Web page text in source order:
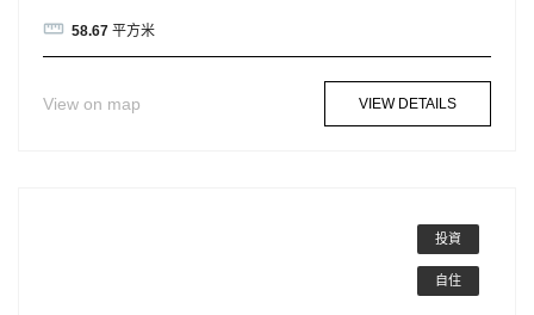
58.67 平方米
View on map VIEW DETAILS
投資
自住